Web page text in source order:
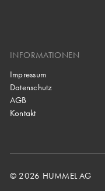
INFORMATIONEN
Impressum
Datenschutz
AGB
Kontakt
© 2026 HUMMEL AG